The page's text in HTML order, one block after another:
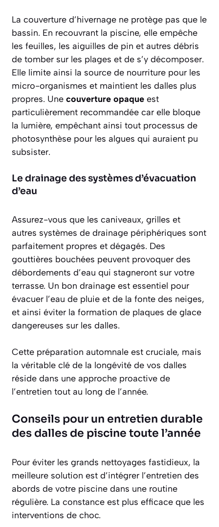
La couverture d’hivernage ne protège pas que le
bassin. En recouvrant la piscine, elle empêche
les feuilles, les aiguilles de pin et autres débris
de tomber sur les plages et de s’y décomposer.
Elle limite ainsi la source de nourriture pour les
micro-organismes et maintient les dalles plus
propres. Une couverture opaque est
particulièrement recommandée car elle bloque
la lumière, empêchant ainsi tout processus de
photosynthèse pour les algues qui auraient pu
subsister.
Le drainage des systèmes d’évacuation
d’eau
Assurez-vous que les caniveaux, grilles et
autres systèmes de drainage périphériques sont
parfaitement propres et dégagés. Des
gouttières bouchées peuvent provoquer des
débordements d’eau qui stagneront sur votre
terrasse. Un bon drainage est essentiel pour
évacuer l’eau de pluie et de la fonte des neiges,
et ainsi éviter la formation de plaques de glace
dangereuses sur les dalles.
Cette préparation automnale est cruciale, mais
la véritable clé de la longévité de vos dalles
réside dans une approche proactive de
l’entretien tout au long de l’année.
Conseils pour un entretien durable
des dalles de piscine toute l’année
Pour éviter les grands nettoyages fastidieux, la
meilleure solution est d’intégrer l’entretien des
abords de votre piscine dans une routine
régulière. La constance est plus efficace que les
interventions de choc.